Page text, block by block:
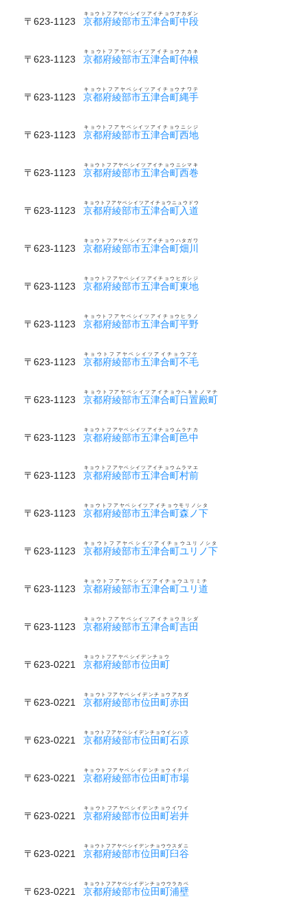
〒623-1123 京都府綾部市五津合町中段
キョウトフアヤベシイツアイチョウナカダン
〒623-1123 京都府綾部市五津合町仲根
キョウトフアヤベシイツアイチョウナカネ
〒623-1123 京都府綾部市五津合町縄手
キョウトフアヤベシイツアイチョウナワテ
〒623-1123 京都府綾部市五津合町西地
キョウトフアヤベシイツアイチョウニシジ
〒623-1123 京都府綾部市五津合町西巻
キョウトフアヤベシイツアイチョウニシマキ
〒623-1123 京都府綾部市五津合町入道
キョウトフアヤベシイツアイチョウニュウドウ
〒623-1123 京都府綾部市五津合町畑川
キョウトフアヤベシイツアイチョウハタガワ
〒623-1123 京都府綾部市五津合町東地
キョウトフアヤベシイツアイチョウヒガシジ
〒623-1123 京都府綾部市五津合町平野
キョウトフアヤベシイツアイチョウヒラノ
〒623-1123 京都府綾部市五津合町不毛
キョウトフアヤベシイツアイチョウフケ
〒623-1123 京都府綾部市五津合町日置殿町
キョウトフアヤベシイツアイチョウヘキトノマチ
〒623-1123 京都府綾部市五津合町邑中
キョウトフアヤベシイツアイチョウムラナカ
〒623-1123 京都府綾部市五津合町村前
キョウトフアヤベシイツアイチョウムラマエ
〒623-1123 京都府綾部市五津合町森ノ下
キョウトフアヤベシイツアイチョウモリノシタ
〒623-1123 京都府綾部市五津合町ユリノ下
キョウトフアヤベシイツアイチョウユリノシタ
〒623-1123 京都府綾部市五津合町ユリ道
キョウトフアヤベシイツアイチョウユリミチ
〒623-1123 京都府綾部市五津合町吉田
キョウトフアヤベシイツアイチョウヨシダ
〒623-0221 京都府綾部市位田町
キョウトフアヤベシイデンチョウ
〒623-0221 京都府綾部市位田町赤田
キョウトフアヤベシイデンチョウアカダ
〒623-0221 京都府綾部市位田町石原
キョウトフアヤベシイデンチョウイシハラ
〒623-0221 京都府綾部市位田町市場
キョウトフアヤベシイデンチョウイチバ
〒623-0221 京都府綾部市位田町岩井
キョウトフアヤベシイデンチョウイワイ
〒623-0221 京都府綾部市位田町臼谷
キョウトフアヤベシイデンチョウウスダニ
〒623-0221 京都府綾部市位田町浦壁
キョウトフアヤベシイデンチョウウラカベ